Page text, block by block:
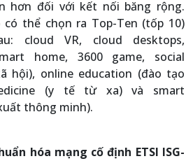
hơn đối với kết nối băng rộng.
có thể chọn ra Top-Ten (tốp 10)
cloud VR, cloud desktops,
home, 3600 game, social
hội), online education (đào tạo
(y tế từ xa) và smart
thông minh).
hóa mạng cố định ETSI ISG-